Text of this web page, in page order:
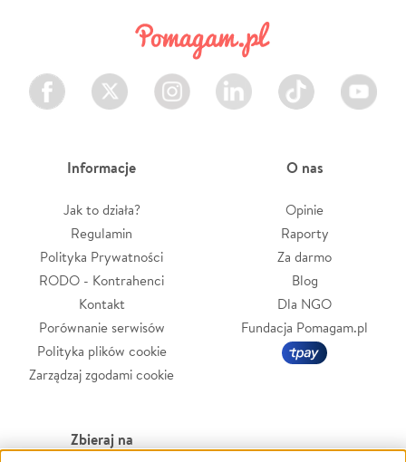
Facebook Twitter Instagram LinkedIn TikTok Youtube
Informacje
Jak to działa?
Regulamin
Polityka Prywatności
RODO - Kontrahenci
Kontakt
Porównanie serwisów
Polityka plików cookie
Zarządzaj zgodami cookie
O nas
Opinie
Raporty
Za darmo
Blog
Dla NGO
Fundacja Pomagam.pl
Zbieraj na